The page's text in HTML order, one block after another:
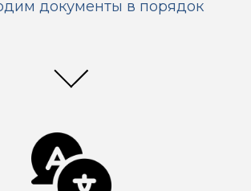
документы в порядок